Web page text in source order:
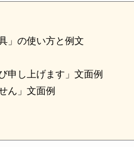
」の使い方と例文
申し上げます」文面例
ん」文面例